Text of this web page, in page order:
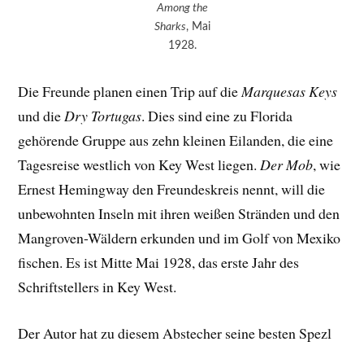
Among the
Sharks, Mai
1928.
Die Freunde planen einen Trip auf dieMarquesas Keys
und dieDry Tortugas. Dies sind eine zu Florida
gehörende Gruppe aus zehn kleinen Eilanden, die eine
Tagesreise westlich von Key West liegen.Der Mob, wie
Ernest Hemingway den Freundeskreis nennt, will die
unbewohnten Inseln mit ihren weißen Stränden und den
Mangroven-Wäldern erkunden und im Golf von Mexiko
fischen. Es ist Mitte Mai 1928, das erste Jahr des
Schriftstellers in Key West.
Der Autor hat zu diesem Abstecher seine besten Spezl